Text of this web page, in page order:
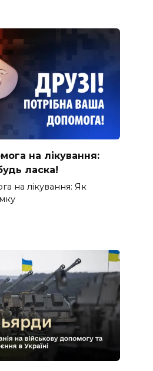
на лікування:
ласка!
на лікування: Як